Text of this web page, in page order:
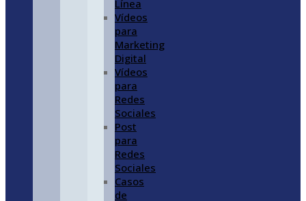
Línea
Vídeos
para
Marketing
Digital
Vídeos
para
Redes
Sociales
Post
para
Redes
Sociales
Casos
de